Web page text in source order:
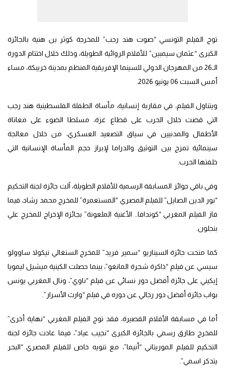
توج الفيلم التونسي “صوت هند رجب” للمخرجة كوثر بن هنية بالجائزة
الكبرى “عثمان سيمبين” للأفلام الروائية الطويلة، وذلك خلال اختتام الدورة
الـ26 من المهرجان الدولي للسينما الإفريقية المنظم بمدينة خريبكة، مساء
أمس السبت 06 يونيو 2026.
ويتناول الفيلم، في مقاربة إنسانية، مأساة الطفلة الفلسطينية هند رجب
التي قضت خلال الحرب على قطاع غزة، مسلطا الضوء على معاناة
الأطفال والمدنيين في سياق التصعيد العسكري، من خلال معالجة
سينمائية تمزج بين التوثيق والدراما لإبراز حجم المأساة الإنسانية التي
خلفتها الحرب.
وفي باقي جوائز المسابقة الرسمية للأفلام الطويلة، آلت جائزة لجنة التحكيم
“نور الدين الصايل” للفيلم المصري “المستعمرة” للمخرج محمد رشاد، فيما
فاز الفيلم المغربي “كوندافا.. الأغنية الملعونة” بجائزة الإخراج للمخرج علي
بنجلون.
كما منحت جائزة السيناريو “سمير فريد” للمخرج السنغالي نيكولا ساوولو
سيسي عن فيلم “ذاكرة شجرة المانغو”، بينما حصلت الكينية ميشيل ليمويا
إيكيني على جائزة أفضل دور نسائي عن فيلم “ناوي”، ونال المغربي يونس
بواب جائزة أفضل دور رجالي عن دوره في فيلم “وارث الأسرار”.
أما في مسابقة الأفلام القصيرة، فقد توج الفيلم المغربي “نهاية أخرى”
للمخرج طارق رسمي بالجائزة الكبرى “نجيب عياد”، فيما عادت جائزة لجنة
التحكيم للفيلم الموريتاني “أنيما”، مع تنويه خاص للفيلم المصري “البحر
يتذكر اسمي”.